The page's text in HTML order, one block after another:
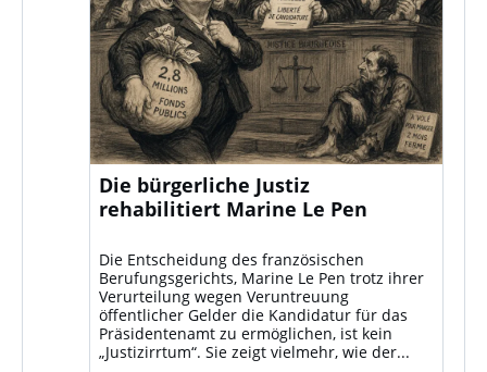
Die bürgerliche Justiz
rehabilitiert Marine Le Pen
Die Entscheidung des französischen
Berufungsgerichts, Marine Le Pen trotz ihrer
Verurteilung wegen Veruntreuung
öffentlicher Gelder die Kandidatur für das
Präsidentenamt zu ermöglichen, ist kein
„Justizirrtum“. Sie zeigt vielmehr, wie der...